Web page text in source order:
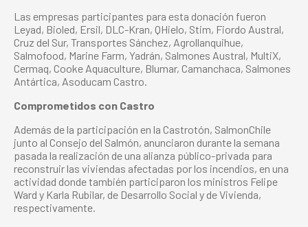
Las empresas participantes para esta donación fueron
Leyad, Bioled, Ersil, DLC-Kran, QHielo, Stim, Fiordo Austral,
Cruz del Sur, Transportes Sánchez, Agrollanquihue,
Salmofood, Marine Farm, Yadrán, Salmones Austral, MultiX,
Cermaq, Cooke Aquaculture, Blumar, Camanchaca, Salmones
Antártica, Asoducam Castro.
Comprometidos con Castro
Además de la participación en la Castrotón, SalmonChile
junto al Consejo del Salmón, anunciaron durante la semana
pasada la realización de una alianza público-privada para
reconstruir las viviendas afectadas por los incendios, en una
actividad donde también participaron los ministros Felipe
Ward y Karla Rubilar, de Desarrollo Social y de Vivienda,
respectivamente.